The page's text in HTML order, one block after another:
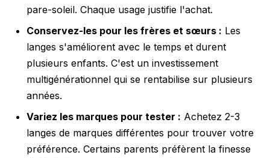
pare-soleil. Chaque usage justifie l'achat.
Conservez-les pour les frères et sœurs : Les
langes s'améliorent avec le temps et durent
plusieurs enfants. C'est un investissement
multigénérationnel qui se rentabilise sur plusieurs
années.
Variez les marques pour tester : Achetez 2-3
langes de marques différentes pour trouver votre
préférence. Certains parents préfèrent la finesse